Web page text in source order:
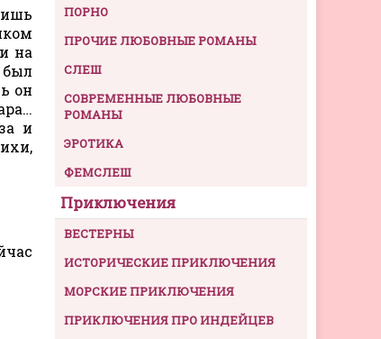
на
он
и
ПОРНО
ПРОЧИЕ ЛЮБОВНЫЕ РОМАНЫ
СЛЕШ
СОВРЕМЕННЫЕ ЛЮБОВНЫЕ
РОМАНЫ
ЭРОТИКА
ФЕМСЛЕШ
Приключения
ВЕСТЕРНЫ
ИСТОРИЧЕСКИЕ ПРИКЛЮЧЕНИЯ
МОРСКИЕ ПРИКЛЮЧЕНИЯ
ПРИКЛЮЧЕНИЯ ПРО ИНДЕЙЦЕВ